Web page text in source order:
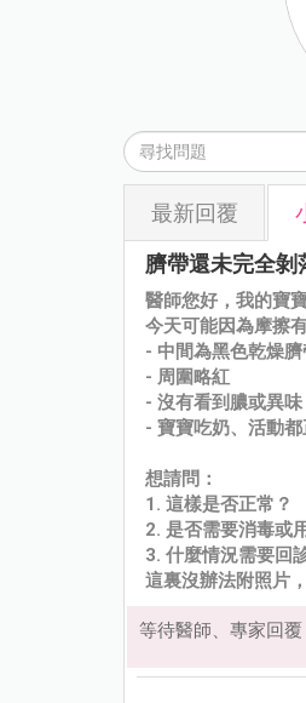
最新回覆
臍帶還未完全剝
醫師您好，我的寶
今天可能因為摩擦
- 中間為黑色乾燥臍
- 周圍略紅
- 沒有看到膿或異味
- 寶寶吃奶、活動都
想請問：
1. 這樣是否正常？
2. 是否需要消毒或
3. 什麼情況需要回
這裏沒辦法附照片
等待醫師、專家回覆